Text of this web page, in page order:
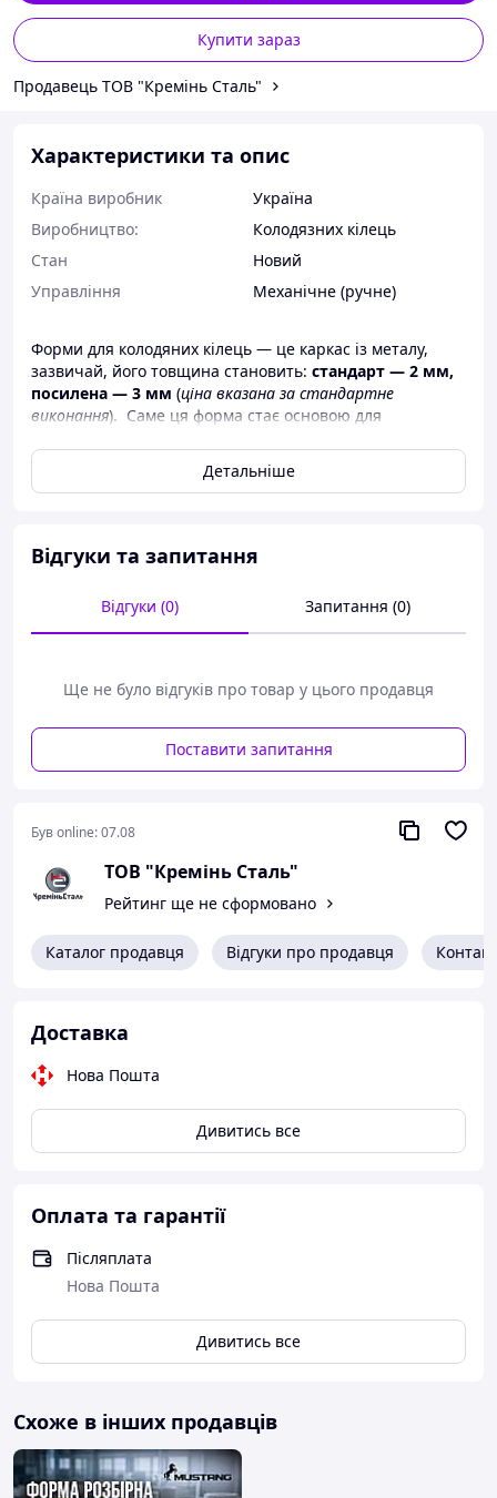
Купити зараз
Продавець ТОВ "Кремінь Сталь"
Характеристики та опис
Країна виробник
Україна
Виробництво:
Колодязних кілець
Стан
Новий
Управління
Механічне (ручне)
Форми для колодяних кілець — це каркас із металу,
зазвичай, його товщина становить: стандарт — 2 мм,
посилена — 3 мм (ціна вказана за стандартне
виконання). Саме ця форма стає основою для
Форма для виготовлення залізобетонних колодяних
кілець являють собою 2 розбірних, посилених ребрами
Форми для залізобетонних колодяних кілець легко
розбираються, переносяться вручну та збираються на
Внутрішнє кільце складається з 2 (3) частин і клина,
- внутрішній діаметр 400 мм;
Виготовляюмо будь-які розміри під замовлення.
Детальніше
Відгуки та запитання
Відгуки (0) Запитання (0)
Ще не було відгуків про товар у цього продавця
Поставити запитання
Був online:07.08
ТОВ "Кремінь Сталь"
Рейтинг ще не сформовано
Каталог продавця Відгуки про продавця
Доставка
Нова Пошта
Дивитись все
Оплата та гарантії
Післяплата
Нова Пошта
Дивитись все
Схоже в інших продавців